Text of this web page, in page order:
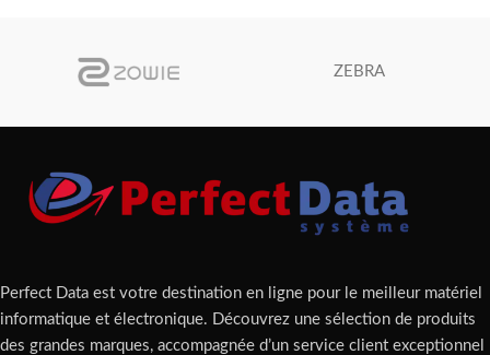
ZEBRA
Perfect Data est votre destination en ligne pour le meilleur matériel
informatique et électronique. Découvrez une sélection de produits
des grandes marques, accompagnée d’un service client exceptionnel